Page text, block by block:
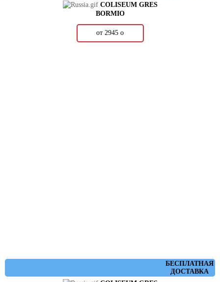
COLISEUM GRES
BORMIO
от 2945 о
БЕСПЛАТНАЯ
ДОСТАВКА